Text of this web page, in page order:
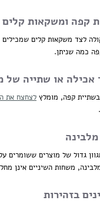
קפה ומשקאות קלים
לצד משקאות קלים
כמה שניתן.
או שתייה של
בשתיית קפה, מומלץ לצחצח את
גדול של מוצרים ששומרים
משחות השיניים אינן
בזהירות